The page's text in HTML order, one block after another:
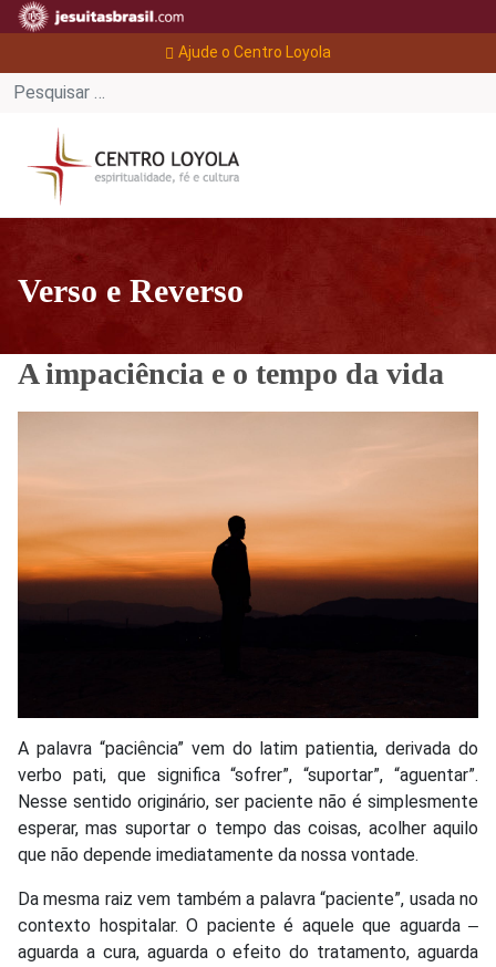
Ajude o Centro Loyola
Verso e Reverso
A impaciência e o tempo da vida
A palavra “paciência” vem do latim patientia, derivada do
verbo pati, que significa “sofrer”, “suportar”, “aguentar”.
Nesse sentido originário, ser paciente não é simplesmente
esperar, mas suportar o tempo das coisas, acolher aquilo
que não depende imediatamente da nossa vontade.
Da mesma raiz vem também a palavra “paciente”, usada no
contexto hospitalar. O paciente é aquele que aguarda ‒
aguarda a cura, aguarda o efeito do tratamento, aguarda